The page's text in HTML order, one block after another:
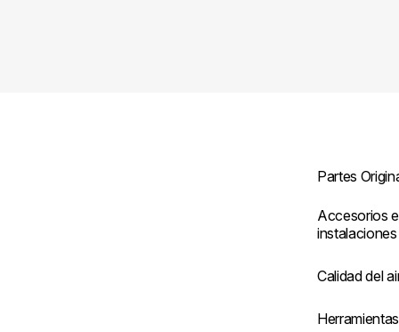
Partes
Accesorios
instalaciones
Calidad del
Herramientas